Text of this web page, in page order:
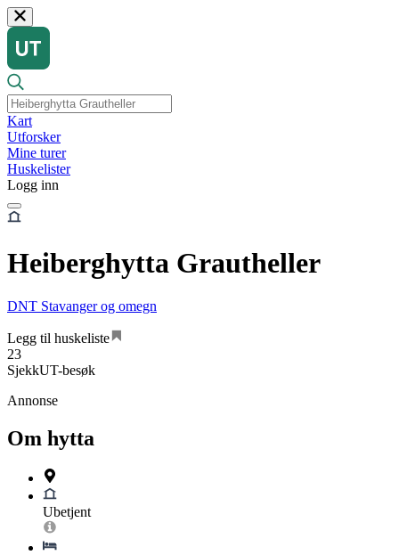
Kart
Utforsker
Mine turer
Huskelister
Logg inn
Heiberghytta Grautheller
DNT Stavanger og omegn
Legg til huskeliste
23
SjekkUT-besøk
Annonse
Om hytta
Ubetjent